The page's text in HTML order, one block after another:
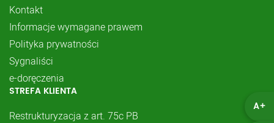
A+
Kontakt
Informacje wymagane prawem
Polityka prywatności
Sygnaliści
e-doręczenia
STREFA KLIENTA
Restrukturyzacja z art. 75c PB